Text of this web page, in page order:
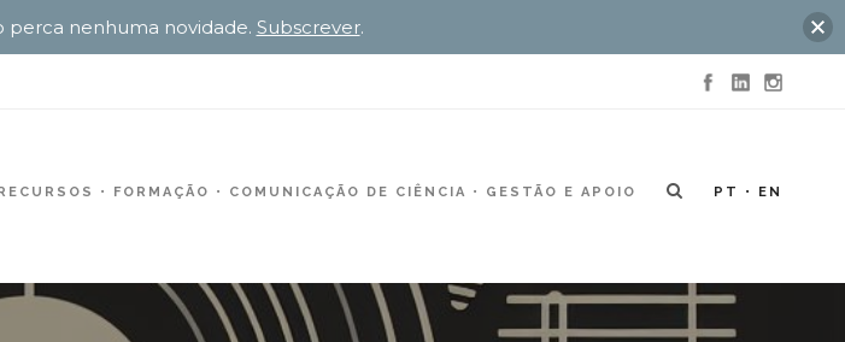
FORMAÇÃO COMUNICAÇÃO DE CIÊNCIA GESTÃO E APOIO PT EN
perca nenhuma novidade. Subscrever.